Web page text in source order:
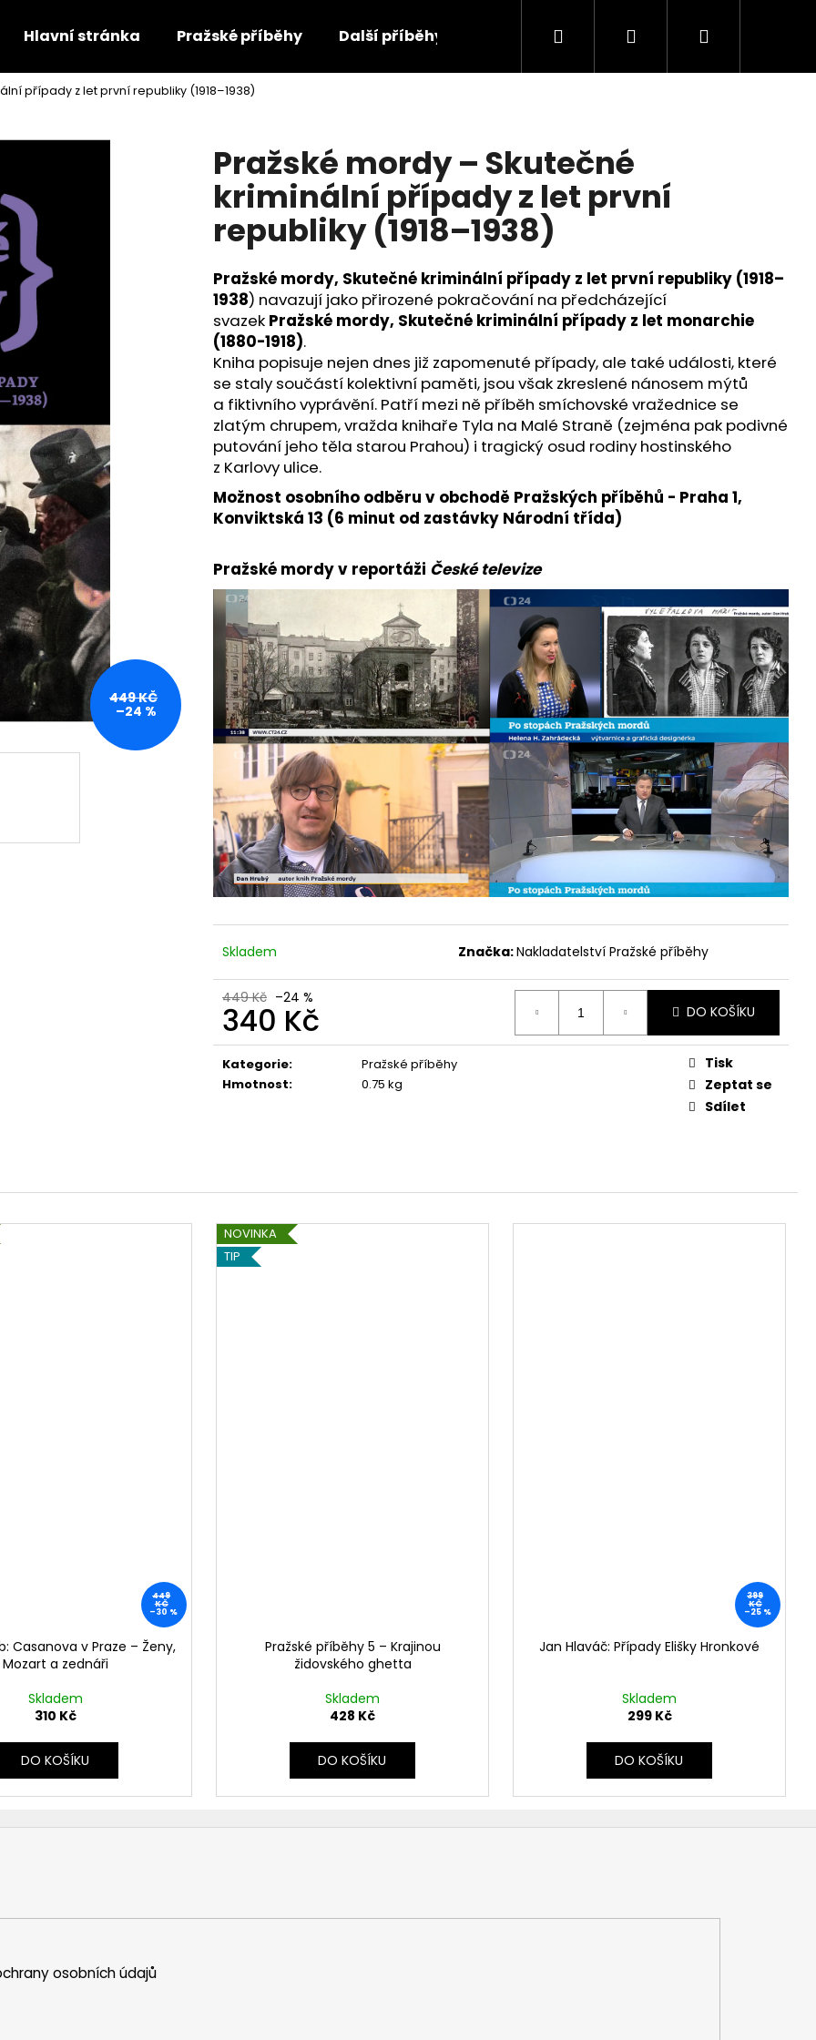
Hlavní stránka Pražské příběhy Další příběhy Hledat PřihlášeníNákupní
případy z let první republiky (1918–1938)
Pražské mordy – Skutečné
kriminální případy z let první
republiky (1918–1938)
Pražské mordy, Skutečné kriminální případy z let první republiky (1918–
1938) navazují jako přirozené pokračování na předcházející
svazek Pražské mordy, Skutečné kriminální případy z let monarchie
(1880-1918).
Kniha popisuje nejen dnes již zapomenuté případy, ale také události, které
se staly součástí kolektivní paměti, jsou však zkreslené nánosem mýtů
a fiktivního vyprávění. Patří mezi ně příběh smíchovské vražednice se
zlatým chrupem, vražda knihaře Tyla na Malé Straně (zejména pak podivné
putování jeho těla starou Prahou) i tragický osud rodiny hostinského
z Karlovy ulice.
Možnost osobního odběru v obchodě Pražských příběhů - Praha 1,
Konviktská 13 (6 minut od zastávky Národní třída)
Pražské mordy v reportáži České televize
Skladem Značka:Nakladatelství Pražské příběhy
449 Kč –24 %
340 Kč
Měrná
cena:
DO KOŠÍKU
Kategorie:
Pražské příběhy
Hmotnost: 0.75 kg
Tisk
Zeptat se
Sdílet
449 KČ
–24 %
449
KČ
–30 %
Casanova v Praze – Ženy,
Mozart a zednáři
Skladem
310 Kč
DO KOŠÍKU
NOVINKA
TIP
Pražské příběhy 5 – Krajinou
židovského ghetta
Skladem
428 Kč
DO KOŠÍKU
399
KČ
–25 %
Jan Hlaváč: Případy Elišky Hronkové
Skladem
299 Kč
DO KOŠÍKU
Co potřebujete najít?
HLEDAT
Následující
PŘÍBĚHY 5 – KRAJINOU
GHETTA
Kč
HOSTINEC U ČERNÉHO VOLA. PŘÍBĚH
LEGENDÁRNÍ HOSPODY NA
HRADČANECH
360 Kč
osobních údajů